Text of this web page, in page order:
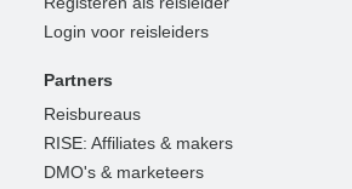
Login voor reisleiders
Partners
Reisbureaus
RISE: Affiliates & makers
DMO's & marketeers